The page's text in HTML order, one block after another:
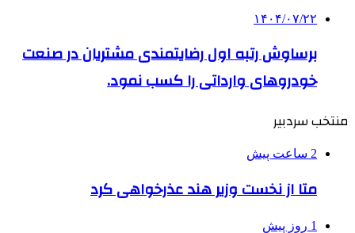
۱۴۰۴/۰۷/۲۲
برساوش رتبه اول رضایتمندی مشتریان در صنعت
خودروهای وارداتی را کسب نمود.
منتخب سردبیر
2 ساعت پیش
متا از نخست وزیر هند عذرخواهی کرد
1 روز پیش